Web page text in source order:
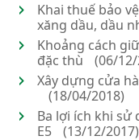
Khai thuế bảo
xăng dầu, dầu
Khoảng cách
đặc thù
(06/
Xây dựng cửa
(18/04/2018)
Ba lợi ích khi sử
E5
(13/12/2017)